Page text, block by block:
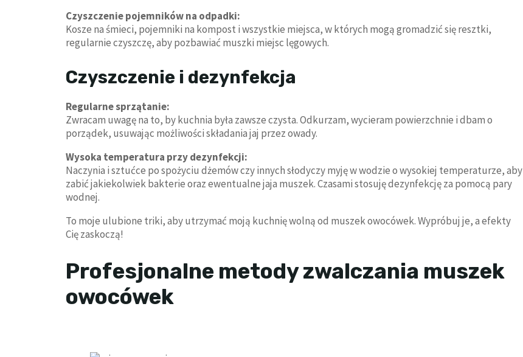
Czyszczenie pojemników na odpadki:
Kosze na śmieci, pojemniki na kompost i wszystkie miejsca, w których mogą gromadzić się resztki,
regularnie czyszczę, aby pozbawiać muszki miejsc lęgowych.
Czyszczenie i dezynfekcja
Regularne sprzątanie:
Zwracam uwagę na to, by kuchnia była zawsze czysta. Odkurzam, wycieram powierzchnie i dbam o
porządek, usuwając możliwości składania jaj przez owady.
Wysoka temperatura przy dezynfekcji:
Naczynia i sztućce po spożyciu dżemów czy innych słodyczy myję w wodzie o wysokiej temperaturze, aby
zabić jakiekolwiek bakterie oraz ewentualne jaja muszek. Czasami stosuję dezynfekcję za pomocą pary
wodnej.
To moje ulubione triki, aby utrzymać moją kuchnię wolną od muszek owocówek. Wypróbuj je, a efekty
Cię zaskoczą!
Profesjonalne metody zwalczania muszek
owocówek